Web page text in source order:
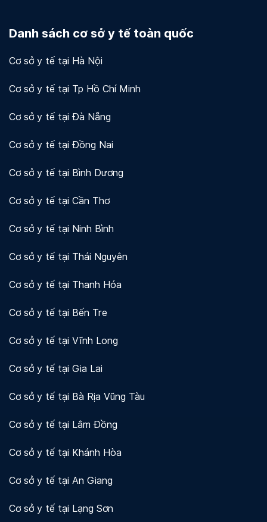
dụng mã hóa và các biện pháp bảo mật khác để
Danh sách cơ sở y tế toàn quốc
Cơ sở y tế tại Hà Nội
Cơ sở y tế tại Tp Hồ Chí Minh
Cơ sở y tế tại Đà Nẵng
Cơ sở y tế tại Đồng Nai
Cơ sở y tế tại Bình Dương
Cơ sở y tế tại Cần Thơ
Cơ sở y tế tại Ninh Bình
Cơ sở y tế tại Thái Nguyên
Cơ sở y tế tại Thanh Hóa
Cơ sở y tế tại Bến Tre
Cơ sở y tế tại Vĩnh Long
Cơ sở y tế tại Gia Lai
Cơ sở y tế tại Bà Rịa Vũng Tàu
Cơ sở y tế tại Lâm Đồng
Cơ sở y tế tại Khánh Hòa
Cơ sở y tế tại An Giang
Cơ sở y tế tại Lạng Sơn